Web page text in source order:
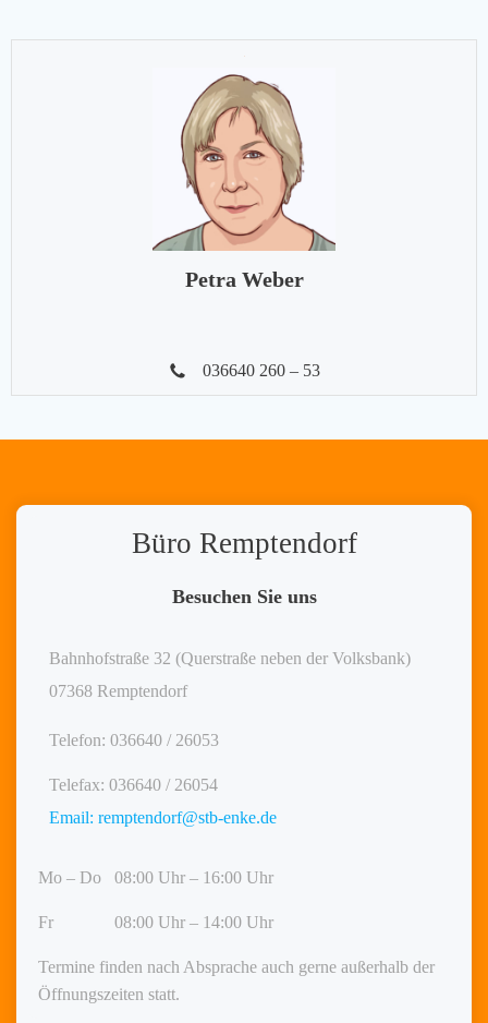
Petra Weber
036640 260 – 53
Büro Remptendorf
Besuchen Sie uns
Bahnhofstraße 32 (Querstraße neben der Volksbank)
07368 Remptendorf
Telefon: 036640 / 26053
Telefax: 036640 / 26054
Email: remptendorf@stb-enke.de
Mo – Do 08:00 Uhr – 16:00 Uhr
Fr 08:00 Uhr – 14:00 Uhr
Termine finden nach Absprache auch gerne außerhalb der
Öffnungszeiten statt.